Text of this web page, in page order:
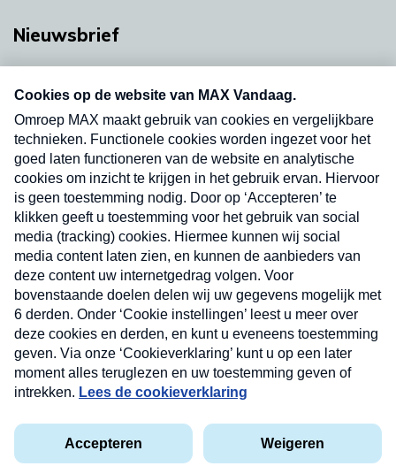
Nieuwsbrief
nieuwsbrief. Elke vrijdag- en dinsdagochtend in
uw mailbox.
Verzend
Privacyverklaring
Cookieverklaring
Kwetsbaarheid melden
Nieuwsbrief
Neem hier een gratis abonnement op onze
nieuwsbrief. Elke vrijdag- en dinsdagochtend in uw